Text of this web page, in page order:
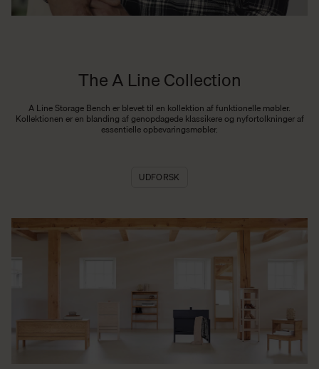
The A Line Collection
A Line Storage Bench er blevet til en kollektion af funktionelle møbler.
Kollektionen er en blanding af genopdagede klassikere og nyfortolkninger af
essentielle opbevaringsmøbler.
UDFORSK